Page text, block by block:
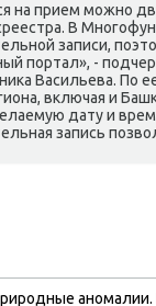
на прием можно
В
записи,
портал», -
Васильева. По
включая и
дату и
запись